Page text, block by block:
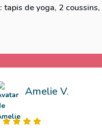
de yoga, 2
Amelie V.